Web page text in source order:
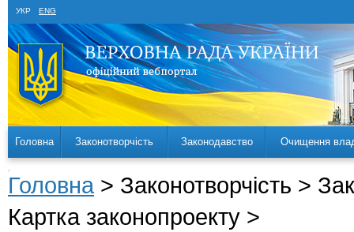
УКР ENG
Головна Законотворчість Законодавство Очищення
Головна > Законотворчість >
Картка законопроекту >